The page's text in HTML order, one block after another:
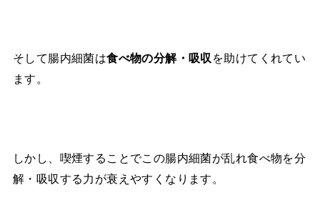
そして腸内細菌は食べ物の分解・吸収 を助けてくれてい
ます。
しかし、喫煙することでこの腸内細菌が乱れ食べ物を分
解・吸収する力が衰えやすくなります。